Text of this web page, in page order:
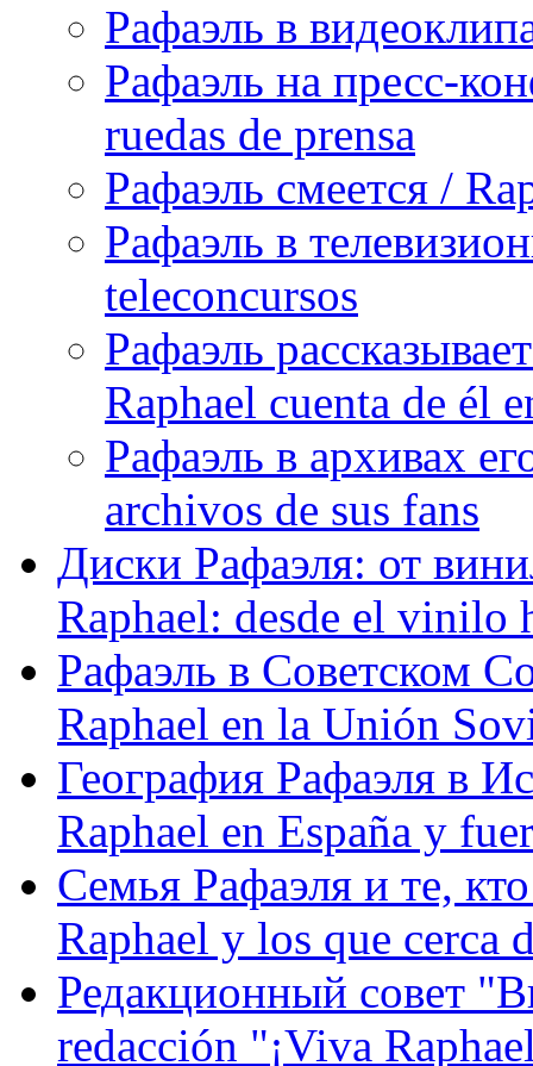
Рафаэль в
Рафаэль на пресс-
ruedas de prensa
Рафаэль смеется /
Рафаэль в
teleconcursos
Рафаэль
Raphael cuenta de él
Рафаэль в архивах
archivos de sus fans
Диски Рафаэля: от
Raphael: desde el vinilo
Рафаэль в Советском
Raphael en la Unión
География Рафаэля в
Raphael en España y
Семья Рафаэля и те,
Raphael y los que cerca
Редакционный совет
redacción "¡Viva